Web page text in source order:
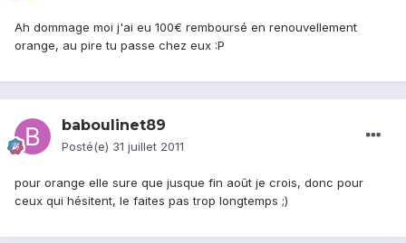
Ah dommage moi j'ai eu 100€ remboursé en renouvellement
orange, au pire tu passe chez eux :P
baboulinet89
Posté(e) 31 juillet 2011
pour orange elle sure que jusque fin août je crois, donc pour
ceux qui hésitent, le faites pas trop longtemps ;)